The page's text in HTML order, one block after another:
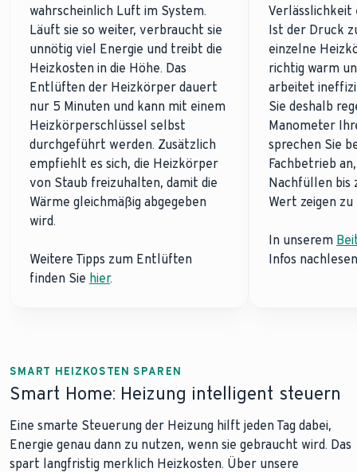
wahrscheinlich Luft im System.
Läuft sie so weiter, verbraucht sie
unnötig viel Energie und treibt die
Heizkosten in die Höhe. Das
Entlüften der Heizkörper dauert
nur 5 Minuten und kann mit einem
Heizkörperschlüssel selbst
durchgeführt werden. Zusätzlich
empfiehlt es sich, die Heizkörper
von Staub freizuhalten, damit die
Wärme gleichmäßig abgegeben
wird.
Weitere Tipps zum Entlüften
finden Sie hier.
Verlässlichkeit
Ist der Druck
einzelne
richtig warm
arbeitet
Sie deshalb
Manometer
sprechen Sie
Fachbetrieb
Nachfüllen bis
Wert zeigen zu
In unserem
Infos
SMART HEIZKOSTEN SPAREN
Smart Home: Heizung intelligent steuern
Eine smarte Steuerung der Heizung hilft jeden Tag dabei,
Energie genau dann zu nutzen, wenn sie gebraucht wird. Das
spart langfristig merklich Heizkosten. Über unsere